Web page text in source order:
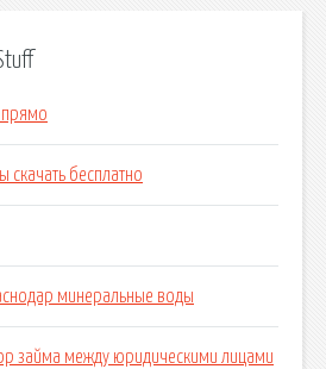
прямо
скачать бесплатно
минеральные воды
займа между юридическими лицами